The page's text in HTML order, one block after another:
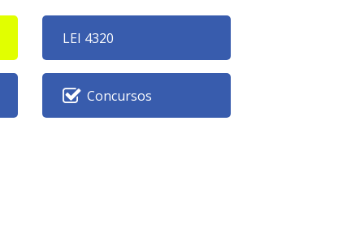
LEI 4320
Concursos